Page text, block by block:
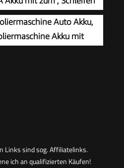
polishing machine
Auto Akku,
Akku mit
Aufbereitung
Links sind sog. Affiliatelinks.
ich an qualifizierten Käufen!